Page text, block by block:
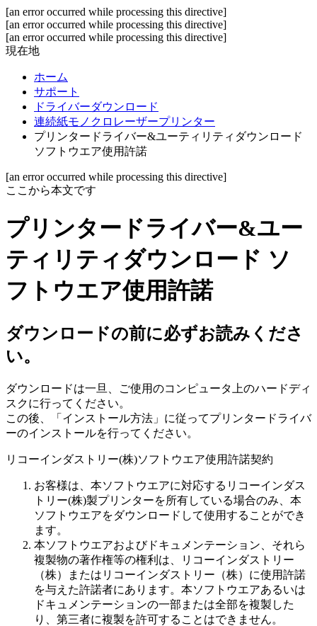
[an error occurred while processing this directive]
[an error occurred while processing this directive]
[an error occurred while processing this directive]
現在地
ホーム
サポート
ドライバーダウンロード
連続紙モノクロレーザープリンター
プリンタードライバー&ユーティリティダウンロード
ソフトウエア使用許諾
[an error occurred while processing this directive]
ここから本文です
プリンタードライバー&ユー
ティリティダウンロード ソ
フトウエア使用許諾
ダウンロードの前に必ずお読みくださ
い。
ダウンロードは一旦、ご使用のコンピュータ上のハードディ
スクに行ってください。
この後、「インストール方法」に従ってプリンタードライバ
ーのインストールを行ってください。
リコーインダストリー(株)ソフトウエア使用許諾契約
お客様は、本ソフトウエアに対応するリコーインダス
トリー(株)製プリンターを所有している場合のみ、本
ソフトウエアをダウンロードして使用することができ
ます。
本ソフトウエアおよびドキュメンテーション、それら
複製物の著作権等の権利は、リコーインダストリー
（株）またはリコーインダストリー（株）に使用許諾
を与えた許諾者にあります。本ソフトウエアあるいは
ドキュメンテーションの一部または全部を複製した
り、第三者に複製を許可することはできません。